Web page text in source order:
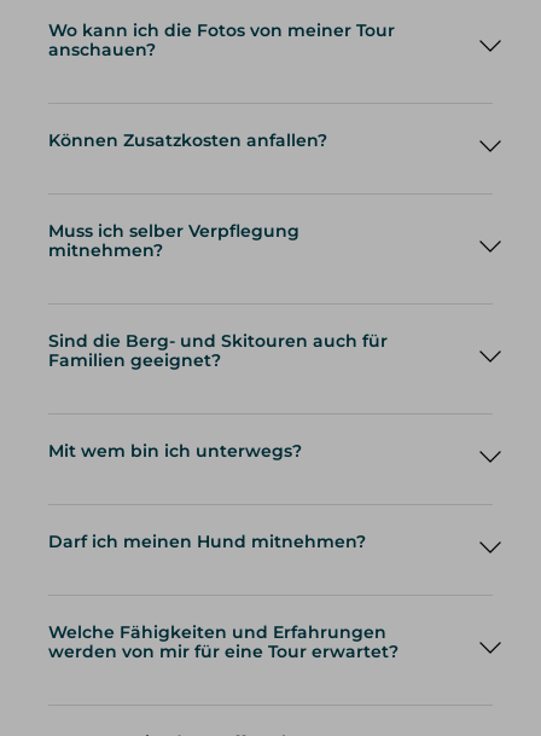
Wo kann ich die Fotos von meiner Tour
anschauen?
Können Zusatzkosten anfallen?
Muss ich selber Verpflegung
mitnehmen?
Sind die Berg- und Skitouren auch für
Familien geeignet?
Mit wem bin ich unterwegs?
Darf ich meinen Hund mitnehmen?
Welche Fähigkeiten und Erfahrungen
werden von mir für eine Tour erwartet?